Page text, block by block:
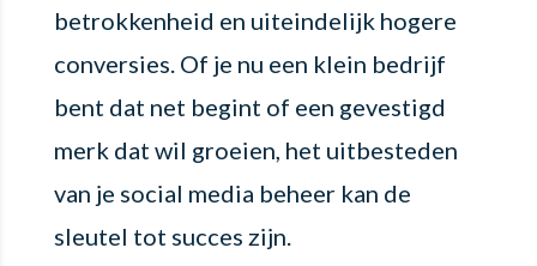
betrokkenheid en uiteindelijk hogere
conversies. Of je nu een klein bedrijf
bent dat net begint of een gevestigd
merk dat wil groeien, het uitbesteden
van je social media beheer kan de
sleutel tot succes zijn.